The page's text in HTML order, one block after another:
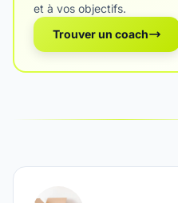
et à vos objectifs.
Trouver un coach